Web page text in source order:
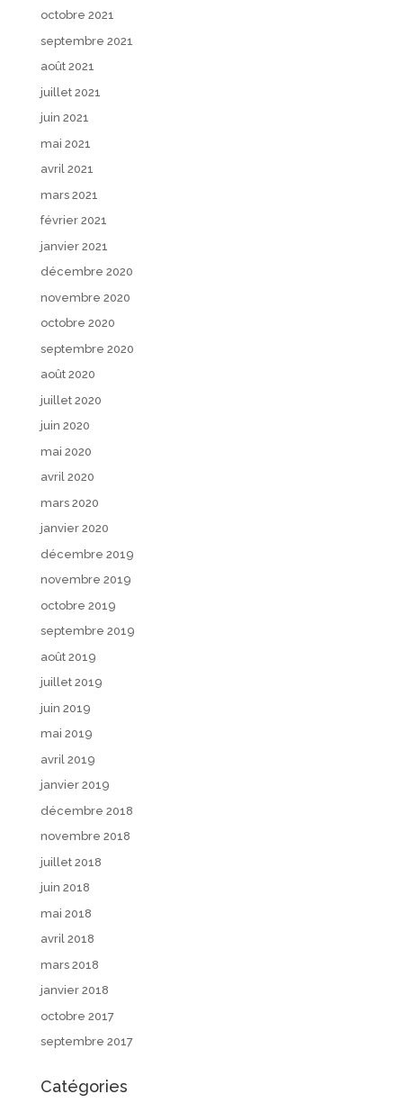
octobre 2021
septembre 2021
août 2021
juillet 2021
juin 2021
mai 2021
avril 2021
mars 2021
février 2021
janvier 2021
décembre 2020
novembre 2020
octobre 2020
septembre 2020
août 2020
juillet 2020
juin 2020
mai 2020
avril 2020
mars 2020
janvier 2020
décembre 2019
novembre 2019
octobre 2019
septembre 2019
août 2019
juillet 2019
juin 2019
mai 2019
avril 2019
janvier 2019
décembre 2018
novembre 2018
juillet 2018
juin 2018
mai 2018
avril 2018
mars 2018
janvier 2018
octobre 2017
septembre 2017
Catégories